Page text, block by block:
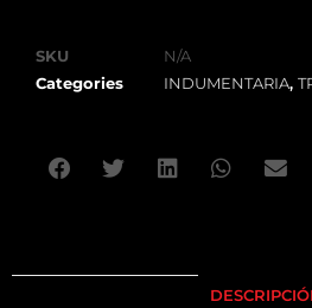
SKU
N/A
Categories
INDUMENTARIA,